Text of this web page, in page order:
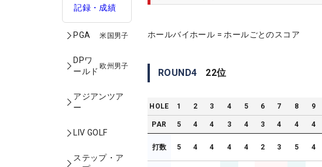
記録・成績
PGA 米国男子
DPワ
ールド
欧州男子
アジアンツア
ー
LIV GOLF
ステップ・ア
ホールバイホール = ホールごとのスコア
ROUND4 22位
HOLE 1 2 3 4 5 6 7 8 9
PAR 5 4 4 3 4 3 4 4 4
打数 5 4 4 4 4 2 3 5 4